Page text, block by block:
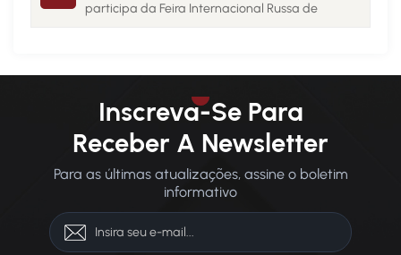
participa da Feira Internacional Russa de
Inscreva-Se Para
Receber A Newsletter
Para as últimas atualizações, assine o boletim
informativo